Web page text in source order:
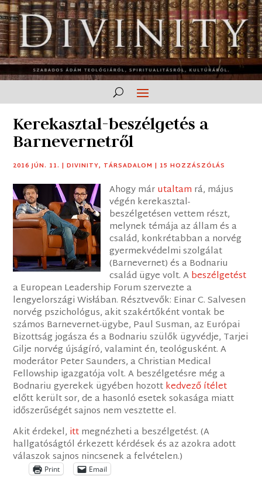
Kerekasztal-beszélgetés a
Barnevernetről
2016 JÚN. 11. |DIVINITY, TÁRSADALOM | 15 HOZZÁSZÓLÁS
Ahogy márutaltam rá, május
végén kerekasztal-
beszélgetésen vettem részt,
melynek témája az állam és a
család, konkrétabban a norvég
gyermekvédelmi szolgálat
(Barnevernet) és a Bodnariu
család ügye volt. Abeszélgetést
a European Leadership Forum szervezte a
lengyelországi Wisłában. Résztvevők: Einar C. Salvesen
norvég pszichológus, akit szakértőként vontak be
számos Barnevernet-ügybe, Paul Susman, az Európai
Bizottság jogásza és a Bodnariu szülők ügyvédje, Tarjei
Gilje norvég újságíró, valamint én, teológusként. A
moderátor Peter Saunders, a Christian Medical
Fellowship igazgatója volt. A beszélgetésre még a
Bodnariu gyerekek ügyében hozottkedvező ítélet
előtt került sor, de a hasonló esetek sokasága miatt
időszerűségét sajnos nem vesztette el.
Akit érdekel, ittmegnézheti a beszélgetést. (A
hallgatóságtól érkezett kérdések és az azokra adott
válaszok sajnos nincsenek a felvételen.)
Print Email